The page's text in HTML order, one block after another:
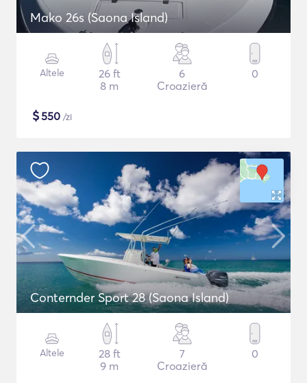
Mako 26s (Saona Island)
Altele
26 ft
8 m
6
Croazieră
0
$550 /zi
Conternder Sport 28 (Saona Island)
Altele
28 ft
9 m
7
Croazieră
0